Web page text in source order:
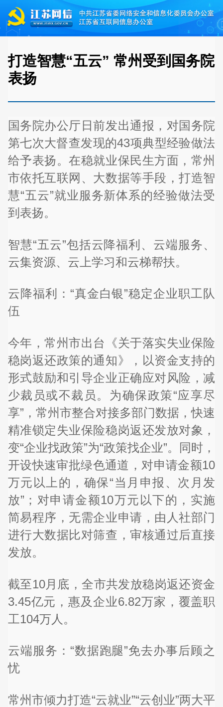
打造智慧“五云” 常州受到国务院
表扬
国务院办公厅日前发出通报，对国务院
第七次大督查发现的43项典型经验做法
给予表扬。在稳就业保民生方面，常州
市依托互联网、大数据等手段，打造智
慧“五云”就业服务新体系的经验做法受
到表扬。
智慧“五云”包括云降福利、云端服务、
云集资源、云上学习和云梯帮扶。
云降福利：“真金白银”稳定企业职工队
伍
今年，常州市出台《关于落实失业保险
稳岗返还政策的通知》，以资金支持的
形式鼓励和引导企业正确应对风险，减
少裁员或不裁员。为确保政策“应享尽
享”，常州市整合对接多部门数据，快速
精准锁定失业保险稳岗返还发放对象，
变“企业找政策”为“政策找企业”。同时，
开设快速审批绿色通道，对申请金额10
万元以上的，确保“当月申报、次月发
放”；对申请金额10万元以下的，实施
简易程序，无需企业申请，由人社部门
进行大数据比对筛查，审核通过后直接
发放。
截至10月底，全市共发放稳岗返还资金
3.45亿元，惠及企业6.82万家，覆盖职
工104万人。
云端服务：“数据跑腿”免去办事后顾之
忧
常州市倾力打造“云就业”“云创业”两大平